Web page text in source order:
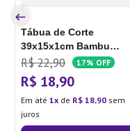
Tábua de Corte
39x15x1cm Bambu
Retangular - Lyor
R$ 22,90 17% OFF
R$ 18,90
Em até 1 de R$ 18,90 sem
juros